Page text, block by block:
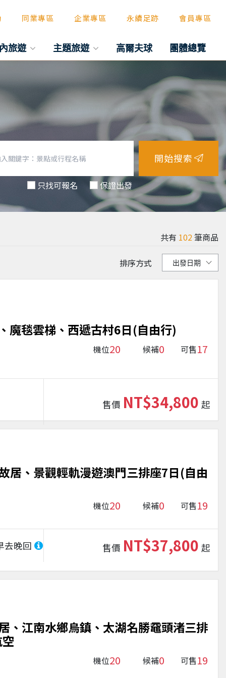
同業專區 企業專區 永續足跡 會員專區
旅遊 主題旅遊 高爾夫球 團體總覽
只找可報名 保證出發
開始搜索
共有 102筆商品
排序方式
魔毯雲梯、西遞古村6日(自由行)
機位20 候補0 可售17
售價 NT$34,800 起
居、景觀輕軌漫遊澳門三排座7日(自由
機位20 候補0 可售19
去晚回 售價 NT$37,800 起
、江南水鄉烏鎮、太湖名勝黿頭渚三排
機位20 候補0 可售19